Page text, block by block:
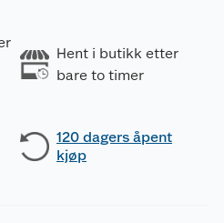
Hent i butikk etter
bare to timer
120 dagers åpent
kjøp